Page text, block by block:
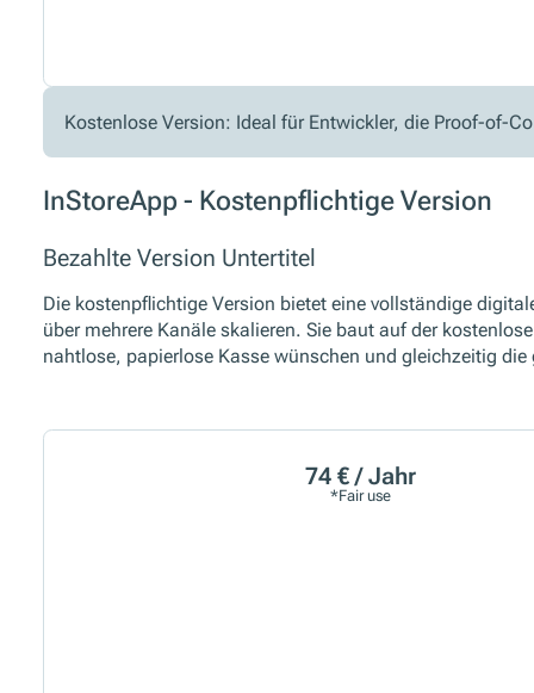
Kostenlose Version: Ideal für Entwickler, die Proof-of-
InStoreApp - Kostenpflichtige Version
Bezahlte Version Untertitel
Die kostenpflichtige Version bietet eine vollständige
über mehrere Kanäle skalieren. Sie baut auf der
nahtlose, papierlose Kasse wünschen und gleichzeitig
74 € / Jahr
*Fair use